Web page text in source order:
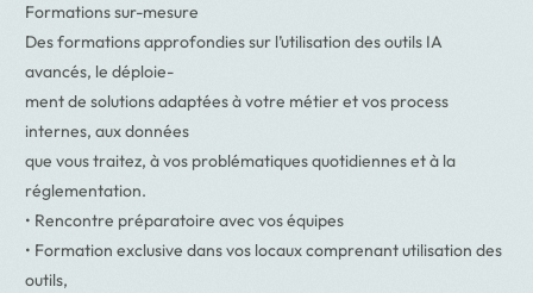
Formations sur-mesure
Des formations approfondies sur l’utilisation des outils IA
avancés, le déploie-
ment de solutions adaptées à votre métier et vos process
internes, aux données
que vous traitez, à vos problématiques quotidiennes et à la
réglementation.
• Rencontre préparatoire avec vos équipes
• Formation exclusive dans vos locaux comprenant utilisation des
outils,